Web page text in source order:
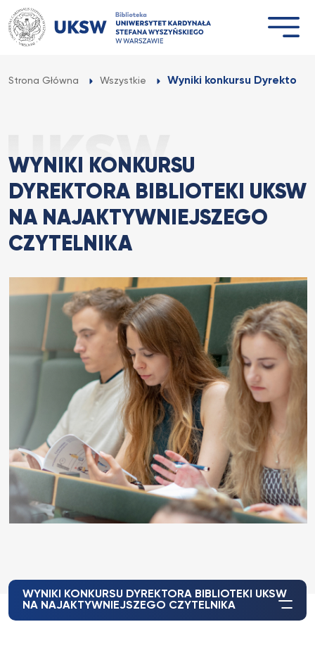
Przejdź
do
treści
Strona Główna Wszystkie Wyniki konkursu Dyrektora
WYNIKI KONKURSU
DYREKTORA BIBLIOTEKI UKSW
NA NAJAKTYWNIEJSZEGO
CZYTELNIKA
WYNIKI KONKURSU DYREKTORA BIBLIOTEKI UKSW
NA NAJAKTYWNIEJSZEGO CZYTELNIKA